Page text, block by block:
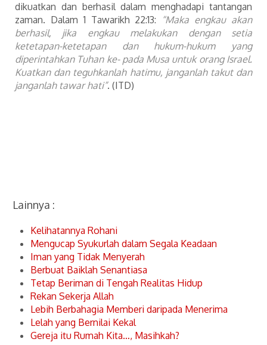
dikuatkan dan berhasil dalam menghadapi tantangan
zaman. Dalam 1 Tawarikh 22:13:
“Maka engkau akan
berhasil, jika engkau melakukan dengan setia
ketetapan-ketetapan dan hukum-hukum yang
diperintahkan Tuhan ke- pada Musa untuk orang Israel.
Kuatkan dan teguhkanlah hatimu, janganlah takut dan
janganlah tawar hati”. (ITD)
Lainnya :
Kelihatannya Rohani
Mengucap Syukurlah dalam Segala Keadaan
Iman yang Tidak Menyerah
Berbuat Baiklah Senantiasa
Tetap Beriman di Tengah Realitas Hidup
Rekan Sekerja Allah
Lebih Berbahagia Memberi daripada Menerima
Lelah yang Bernilai Kekal
Gereja itu Rumah Kita…, Masihkah?